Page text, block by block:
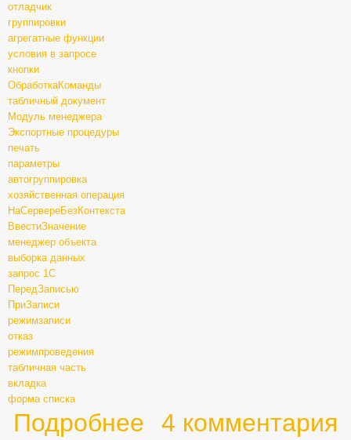
отладчик
группировки
агрегатные функции
условия в запросе
кнопки
ОбработкаКоманды
табличный документ
Модуль менеджера
Экспортные процедуры
печать
параметры
автогруппировка
хозяйственная операция
НаСервереБезКонтекста
ВвестиЗначение
менеджер объекта
выборка данных
запрос 1С
ПередЗаписью
ПриЗаписи
режимзаписи
отказ
режимпроведения
табличная часть
вкладка
форма списка
Подробнее о Глава пятая - Документы
4 комментария